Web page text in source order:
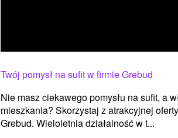
Twój pomysł na sufit w firmie Grebud
Nie masz ciekawego pomysłu na sufit, a
mieszkania? Skorzystaj z atrakcyjnej
Grebud. Wieloletnia działalność w t...